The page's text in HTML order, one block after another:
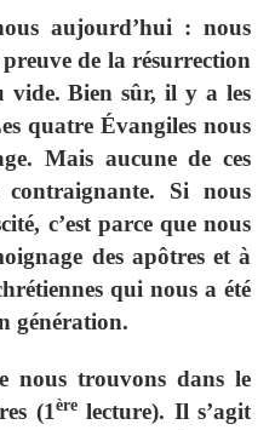
aujourd’hui : nous
de la résurrection
vide. Bien sûr, il y a les
quatre Évangiles nous
Mais aucune de ces
contraignante. Si nous
c’est parce que nous
des apôtres et à
qui nous a été
génération.
nous trouvons dans le
(1èrelecture). Il s’agit